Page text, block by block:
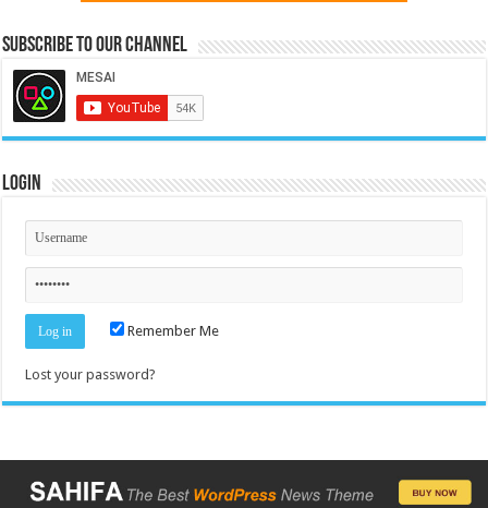
Subscribe to our Channel
Login
Remember Me
Lost your password?